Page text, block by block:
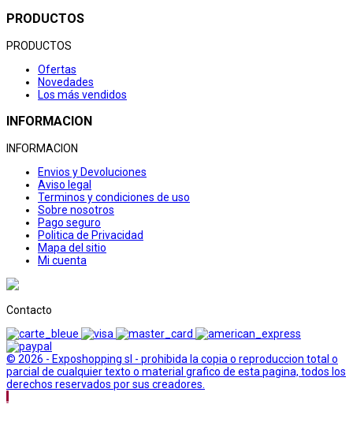
PRODUCTOS
PRODUCTOS
Ofertas
Novedades
Los más vendidos
INFORMACION
INFORMACION
Envios y Devoluciones
Aviso legal
Terminos y condiciones de uso
Sobre nosotros
Pago seguro
Politica de Privacidad
Mapa del sitio
Mi cuenta
Contacto
© 2026 - Exposhopping sl - prohibida la copia o reproduccion total o
parcial de cualquier texto o material grafico de esta pagina, todos los
derechos reservados por sus creadores.